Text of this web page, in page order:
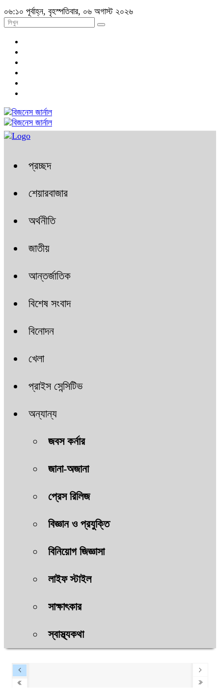
০৬:১০ পূর্বাহ্ন, বৃহস্পতিবার, ০৬ অগাস্ট ২০২৬
প্রচ্ছদ
শেয়ারবাজার
অর্থনীতি
জাতীয়
আন্তর্জাতিক
বিশেষ সংবাদ
বিনোদন
খেলা
প্রাইস সেন্সিটিভ
অন্যান্য
জবস কর্নার
জানা-অজানা
প্রেস রিলিজ
বিজ্ঞান ও প্রযুক্তি
বিনিয়োগ জিজ্ঞাসা
লাইফ স্টাইল
সাক্ষাৎকার
স্বাস্থ্যকথা